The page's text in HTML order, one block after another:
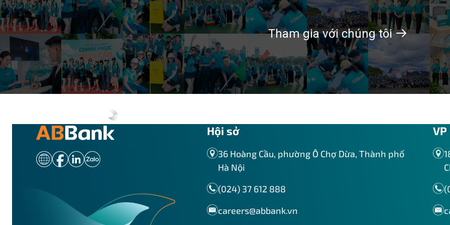
Khối Quản trị rủi ro_Phòng Quản trị rủi ro tín dụng
Khối Quản trị rủi ro_Phòng Quản trị rủi ro tích hợp
Khối Kế toán_Ban Giám đốc
Khối Kế toán_Phòng Kế toán tổng hợp
Khối Kế toán_Phòng kế toán nguồn vốn
Khối Thẩm định và Phê duyệt tín dụng_Ban Giám
ABBANK Bắc Sài Gòn
ABBANK Bắc Thăng Long
ABBANK Bến Cát
ABBANK Bến Lức
ABBANK Bến Nghé
ABBANK Bình Dương
Tham gia với chúng tôi
Hội sở
36 Hoàng Cầu, phường Ô Chợ Dừa, Thành phố
Hà Nội
(024) 37 612 888
careers@abbank.vn
VP